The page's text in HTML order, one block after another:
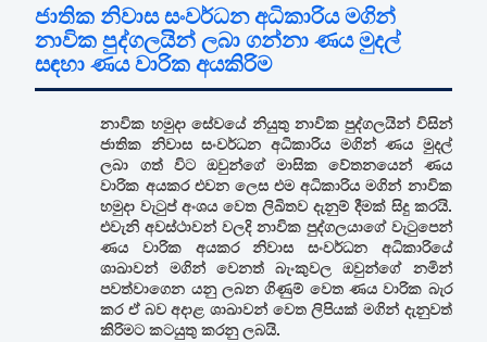
ජාතික නිවාස සංවර්ධන අධිකාරිය මගින්
නාවික පුද්ගලයින් ලබා ගන්නා ණය මුදල්
සඳහා ණය වාරික අයකිරිම
නාවික හමුදා සේවයේ නියුතු නාවික පුද්ගලයින් විසින්
ජාතික නිවාස සංවර්ධන අධිකාරිය මගින් ණය මුදල්
ලබා ගත් විට ඔවුන්ගේ මාසික වේතනයෙන් ණය
වාරික අයකර එවන ලෙස එම අධිකාරිය මගින් නාවික
හමුදා වැටුප් අංශය වෙත ලිඛිතව දැනුම් දීමක් සිදු කරයි.
එවැනි අවස්ථාවන් වලදි නාවික පුද්ගලයාගේ වැටුපෙන්
ණය වාරික අයකර නිවාස සංවර්ධන අධිකාරියේ
ශාඛාවන් මගින් වෙනත් බැංකුවල ඔවුන්ගේ නමින්
පවත්වාගෙන යනු ලබන ගිණුම් වෙත ණය වාරික බැර
කර ඒ බව අදාළ ශාඛාවන් වෙත ලිපියක් මගින් දැනුවත්
කිරිමට කටයුතු කරනු ලබයි.